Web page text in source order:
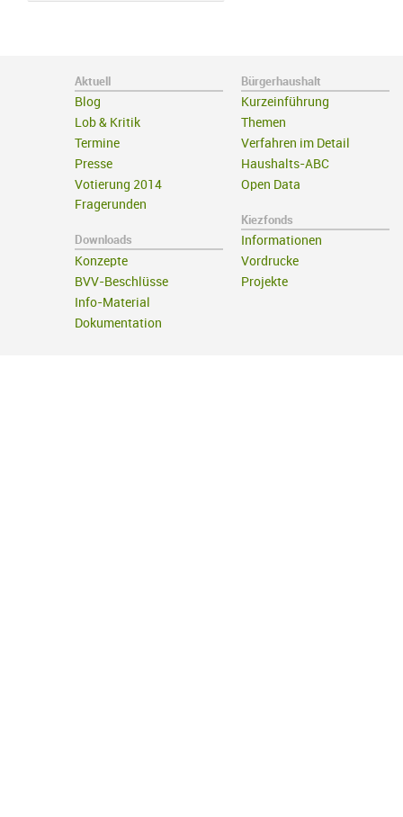
Aktuell
Blog
Lob & Kritik
Termine
Presse
Votierung 2014
Fragerunden
Downloads
Konzepte
BVV-Beschlüsse
Info-Material
Dokumentation
Bürgerhaushalt
Kurzeinführung
Themen
Verfahren im Detail
Haushalts-ABC
Open Data
Kiezfonds
Informationen
Vordrucke
Projekte